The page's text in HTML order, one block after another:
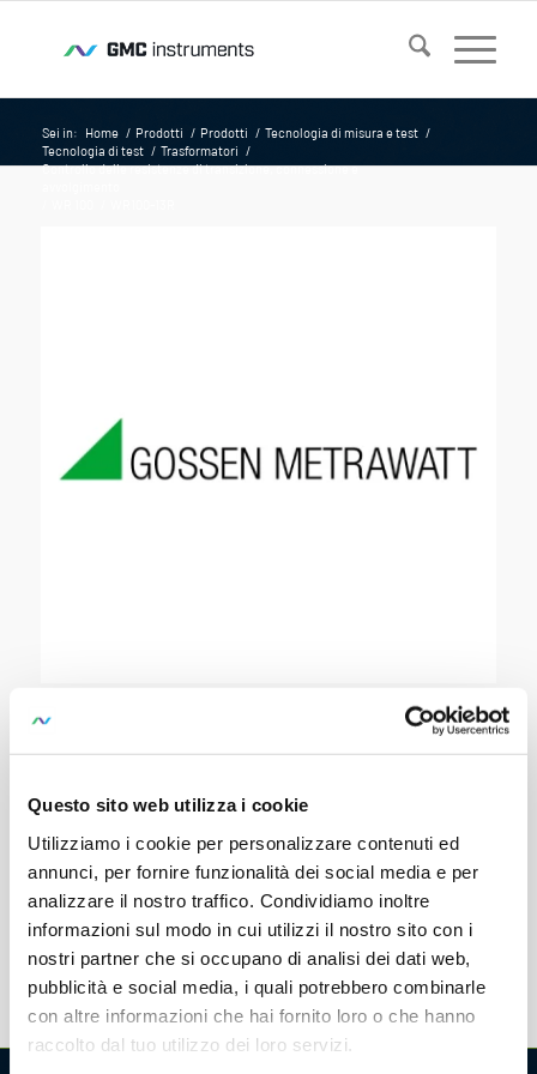
Questo sito web utilizza i cookie
Utilizziamo i cookie per personalizzare contenuti ed
annunci, per fornire funzionalità dei social media e per
analizzare il nostro traffico. Condividiamo inoltre
informazioni sul modo in cui utilizzi il nostro sito con i
nostri partner che si occupano di analisi dei dati web,
pubblicità e social media, i quali potrebbero combinarle
con altre informazioni che hai fornito loro o che hanno
raccolto dal tuo utilizzo dei loro servizi.
Sei in: Home / Prodotti / Prodotti / Tecnologia di misura e test /
Tecnologia di test / Trasformatori /
Controllo delle resistenze di transizione, connessione e
WR100-13R
2-channel winding resistance meter as 19″
rack-mount version, charging of
inductances